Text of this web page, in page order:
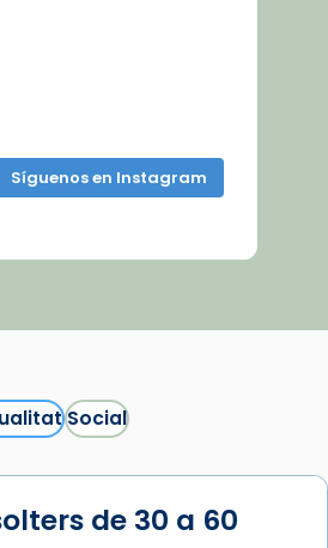
Síguenos en Instagram
Social
de 30 a 60